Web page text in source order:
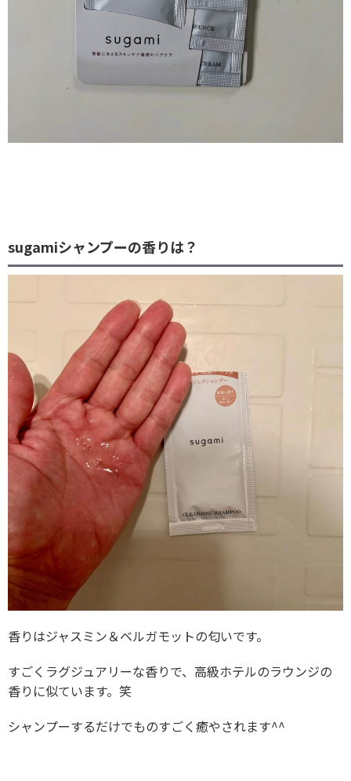
sugamiシャンプーの香りは？
香りはジャスミン＆ベルガモットの匂いです。
すごくラグジュアリーな香りで、高級ホテルのラウンジの
香りに似ています。笑
シャンプーするだけでものすごく癒やされます^^